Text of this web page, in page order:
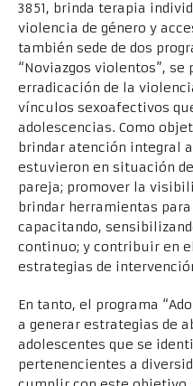
3851, brinda terapia
violencia de género y
también sede de dos
“Noviazgos violentos”, se
erradicación de la
vínculos sexoafectivos
adolescencias. Como
brindar atención integral
estuvieron en situación
pareja; promover la
brindar herramientas
capacitando,
continuo; y contribuir en
estrategias de
En tanto, el programa
a generar estrategias de
adolescentes que se
pertenencientes a